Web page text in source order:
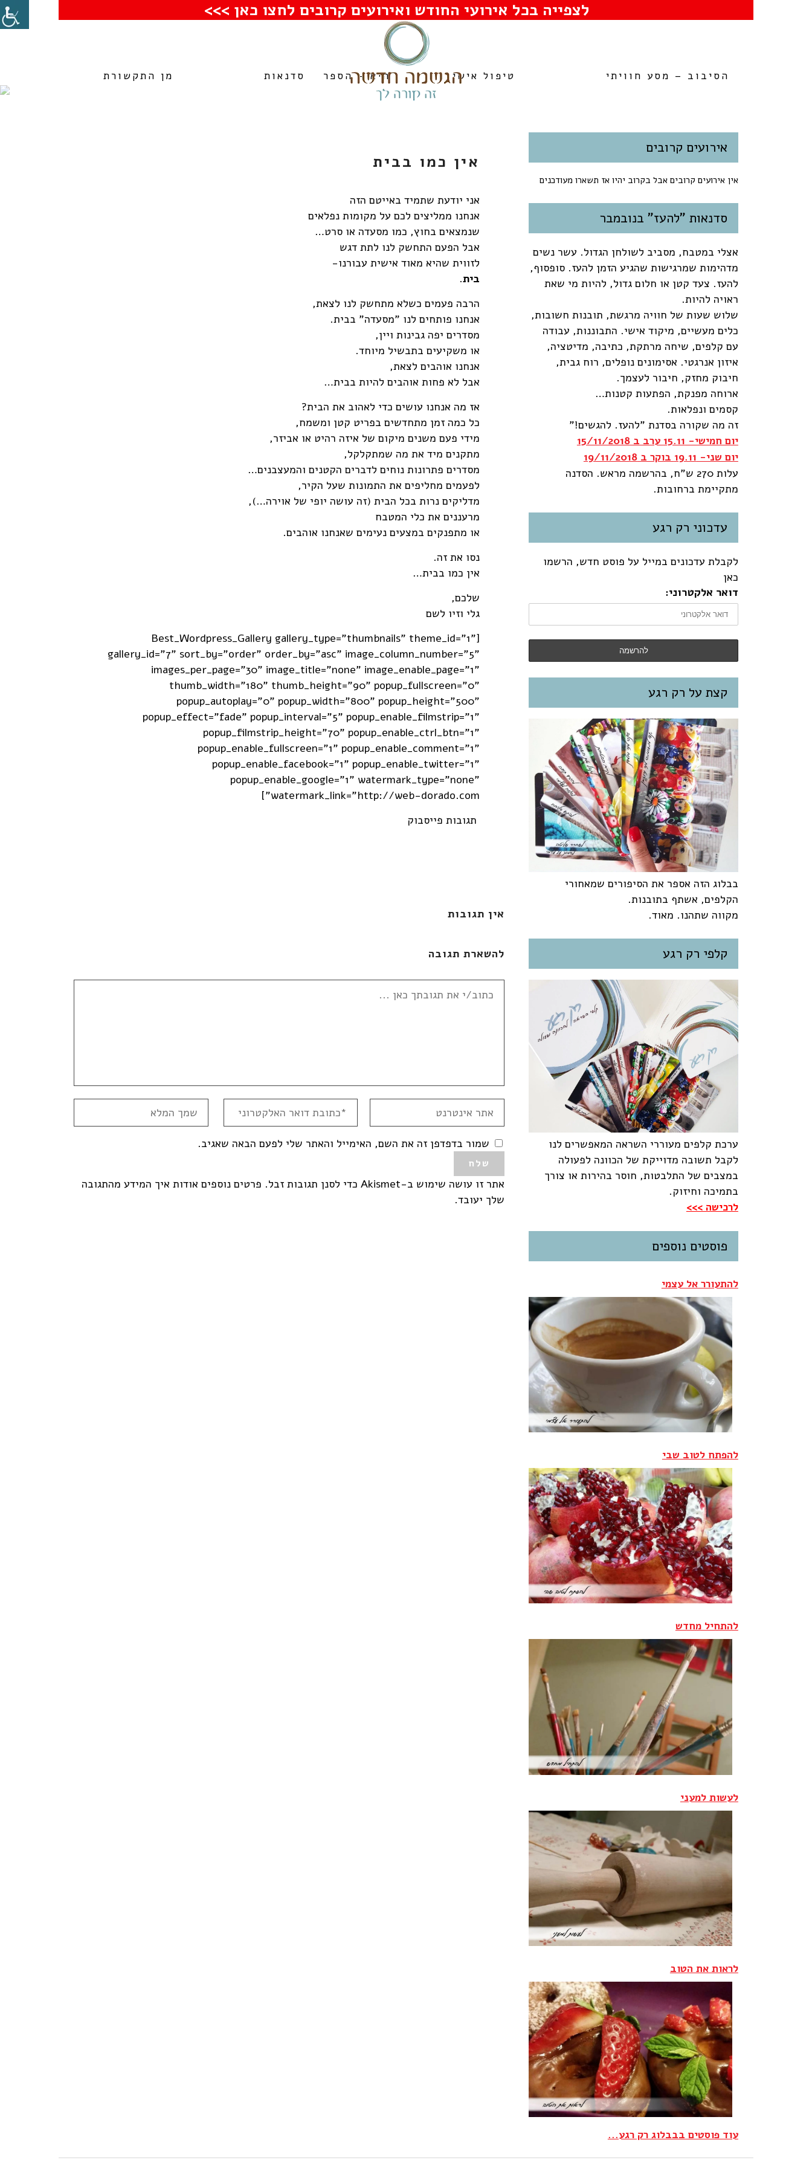
לצפייה בכל אירועי החודש ואירועים קרובים לחצו כאן >>>
היא – הספר סדנאות מן התקשורת הסיבוב – מסע חוויתי טיפול אישי
אין כמו בבית
אני יודעת שתמיד באייטם הזה
אנחנו ממליצים לכם על מקומות נפלאים
שנמצאים בחוץ, כמו מסעדה או סרט…
אבל הפעם התחשק לנו לתת דגש
לזווית שהיא מאוד אישית עבורנו-
בית.
הרבה פעמים כשלא מתחשק לנו לצאת,
אנחנו פותחים לנו "מסעדה" בבית.
מסדרים יפה גבינות ויין,
או משקיעים בתבשיל מיוחד.
אנחנו אוהבים לצאת,
אבל לא פחות אוהבים להיות בבית…
אז מה אנחנו עושים כדי לאהוב את הבית?
כל כמה זמן מתחדשים בפריט קטן ומשמח,
מידי פעם משנים מיקום של איזה רהיט או אביזר,
מתקנים מיד את מה שמתקלקל,
מסדרים פתרונות נוחים לדברים הקטנים והמעצבנים…
לפעמים מחליפים את התמונות שעל הקיר,
מדליקים נרות בכל הבית (זה עושה יופי של אוירה…),
מרעננים את כלי המטבח
או מתפנקים במצעים נעימים שאנחנו אוהבים.
נסו את זה.
אין כמו בבית…
שלכם,
גלי וזיו לשם
[Best_Wordpress_Gallery gallery_type="thumbnails" theme_id="1"
gallery_id="7" sort_by="order" order_by="asc" image_column_number="5"
images_per_page="30" image_title="none" image_enable_page="1"
thumb_width="180" thumb_height="90" popup_fullscreen="0"
popup_autoplay="0" popup_width="800" popup_height="500"
popup_effect="fade" popup_interval="5" popup_enable_filmstrip="1"
popup_filmstrip_height="70" popup_enable_ctrl_btn="1"
popup_enable_fullscreen="1" popup_enable_comment="1"
popup_enable_facebook="1" popup_enable_twitter="1"
popup_enable_google="1" watermark_type="none"
watermark_link="http://web-dorado.com"]
תגובות פייסבוק
אין תגובות
להשארת תגובה
שמור בדפדפן זה את השם, האימייל והאתר שלי לפעם הבאה שאגיב.
אתר זו עושה שימוש ב-Akismet כדי לסנן תגובות זבל.
פרטים נוספים אודות איך המידע מהתגובה
שלך יעובד.
אירועים קרובים
אין אירועים קרובים אבל בקרוב יהיו אז תשארו מעודכנים
סדנאות "להעז" בנובמבר
אצלי במטבח, מסביב לשולחן הגדול. עשר נשים
מדהימות שמרגישות שהגיע הזמן להעז. סופסוף,
להעז. צעד קטן או חלום גדול, להיות מי שאת
ראויה להיות.
שלוש שעות של חוויה מרגשת, תובנות חשובות,
כלים מעשיים, מיקוד אישי. התבוננות, עבודה
עם קלפים, שיחה מרתקת, כתיבה, מדיטציה,
איזון אנרגטי. אסימונים נופלים, רוח גבית,
חיבוק מחזק, חיבור לעצמך.
ארוחה מפנקת, הפתעות קטנות…
קסמים ונפלאות.
זה מה שקורה בסדנת "להעז. להגשים!"
יום חמישי- 15.11 ערב ב 15/11/2018
יום שני- 19.11 בוקר ב 19/11/2018
עלות 270 ש"ח, בהרשמה מראש. הסדנה
מתקיימת ברחובות.
עדכוני רק רגע
לקבלת עדכונים במייל על פוסט חדש, הרשמו
כאן
דואר אלקטרוני:
קצת על רק רגע
בבלוג הזה אספר את הסיפורים שמאחורי
הקלפים, אשתף בתובנות.
מקווה שתהנו. מאוד.
קלפי רק רגע
ערכת קלפים מעוררי השראה המאפשרים לנו
לקבל תשובה מדוייקת של הכוונה לפעולה
במצבים של התלבטות, חוסר בהירות או צורך
בתמיכה וחיזוק.
לרכישה >>>
פוסטים נוספים
להתעורר אל עצמי
להפתח לטוב שבי
להתחיל מחדש
לעשות למעני
לראות את הטוב‎
עוד פוסטים בבבלוג רק רגע...